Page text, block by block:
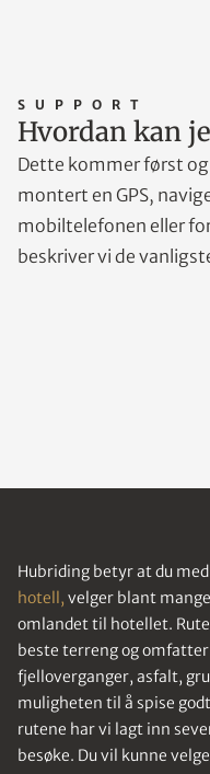
SUPPORT
Hvordan kan
Dette kommer først
montert en GPS,
mobiltelefonen eller
beskriver vi de
Hubriding betyr at du
hotell, velger blant
omlandet til hotellet.
beste terreng og
fjelloverganger, asfalt,
muligheten til å spise
rutene har vi lagt inn
besøke. Du vil kunne